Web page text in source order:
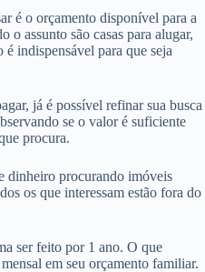
é o orçamento disponível para a
o assunto são casas para alugar,
indispensável para que seja
já é possível refinar sua busca
se o valor é suficiente
procura.
dinheiro procurando imóveis
os que interessam estão fora do
ser feito por 1 ano. O que
em seu orçamento familiar.